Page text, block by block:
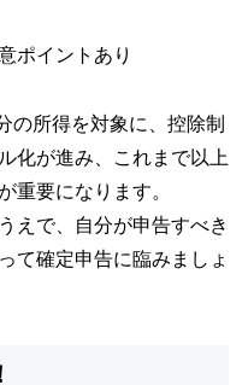
ポイントあり
の所得を対象に、控除制
化が進み、これまで以上
重要になります。
えで、自分が申告すべき
て確定申告に臨みましょ